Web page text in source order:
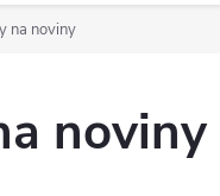
na noviny
noviny